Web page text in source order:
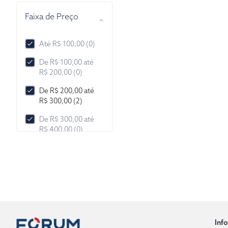
Faixa de Preço
Até R$ 100,00 (0)
De R$ 100,00 até
R$ 200,00 (0)
De R$ 200,00 até
R$ 300,00 (2)
De R$ 300,00 até
R$ 400,00 (0)